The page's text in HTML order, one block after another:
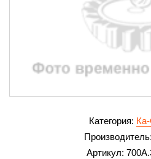
Категория:
Производитель:
Артикул: